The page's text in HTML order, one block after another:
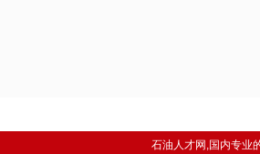
石油人才网,国内专业